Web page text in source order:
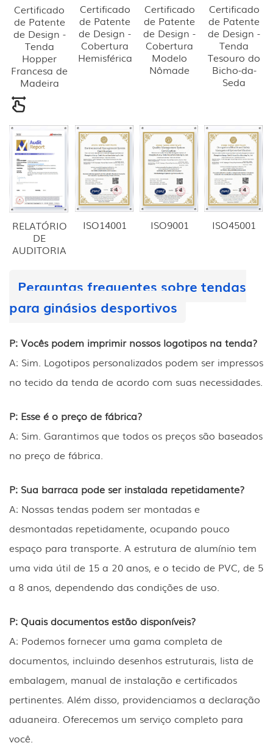
Certificado
de Patente
de Design -
Tenda
Hopper
Francesa de
Madeira
Certificado
de Patente
de Design -
Cobertura
Hemisférica
Certificado
de Patente
de Design -
Cobertura
Modelo
Nômade
Certificado
de Patente
de Design -
Tenda
Tesouro do
Bicho-da-
Seda
RELATÓRIO
DE
AUDITORIA
ISO14001 ISO9001 ISO45001
Perguntas frequentes sobre tendas
para ginásios desportivos
P: Vocês podem imprimir nossos logotipos na tenda?
A: Sim. Logotipos personalizados podem ser impressos
no tecido da tenda de acordo com suas necessidades.
P: Esse é o preço de fábrica?
A: Sim. Garantimos que todos os preços são baseados
no preço de fábrica.
P: Sua barraca pode ser instalada repetidamente?
A: Nossas tendas podem ser montadas e
desmontadas repetidamente, ocupando pouco
espaço para transporte. A estrutura de alumínio tem
uma vida útil de 15 a 20 anos, e o tecido de PVC, de 5
a 8 anos, dependendo das condições de uso.
P: Quais documentos estão disponíveis?
A: Podemos fornecer uma gama completa de
documentos, incluindo desenhos estruturais, lista de
embalagem, manual de instalação e certificados
pertinentes. Além disso, providenciamos a declaração
aduaneira. Oferecemos um serviço completo para
você.